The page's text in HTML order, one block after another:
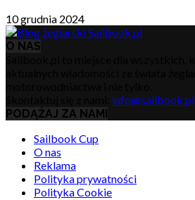
10 grudnia 2024
O NAS
info@sailbook.pl
PODĄŻAJ ZA NAMI
Sailbook Cup
O nas
Reklama
Polityka prywatności
Polityka Cookie